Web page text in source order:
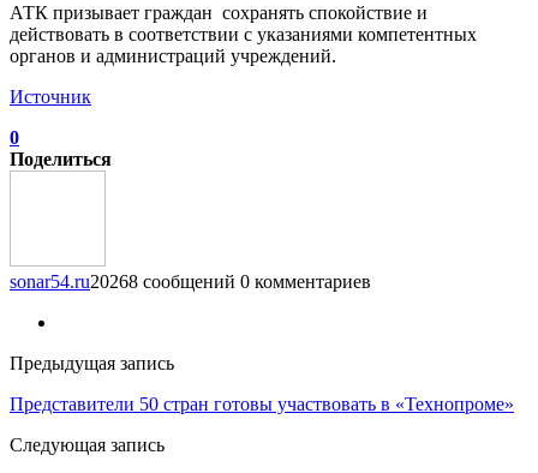
АТК призывает граждан сохранять спокойствие и
действовать в соответствии с указаниями компетентных
органов и администраций учреждений.
Источник
0
Поделиться
sonar54.ru20268 сообщений 0 комментариев
Предыдущая запись
Представители 50 стран готовы участвовать в «Технопроме»
Следующая запись